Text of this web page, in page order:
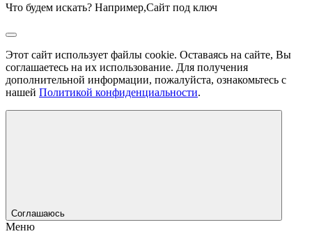
Что будем искать? Например,Сайт под ключ
Этот сайт использует файлы cookie. Оставаясь на сайте, Вы
соглашаетесь на их использование. Для получения
дополнительной информации, пожалуйста, ознакомьтесь с
нашей Политикой конфиденциальности.
Соглашаюсь
Меню